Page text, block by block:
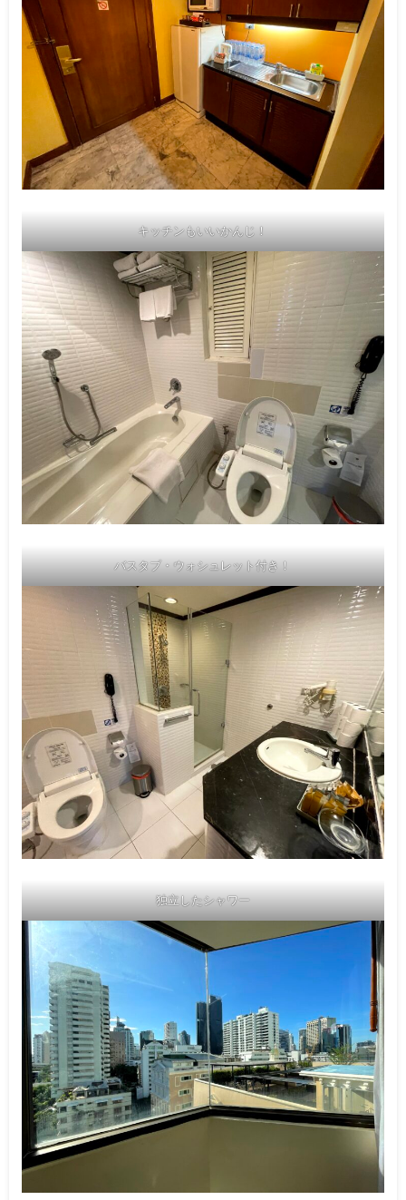
キッチンもいいかんじ！
バスタブ・ウォシュレット付き！
独立したシャワー